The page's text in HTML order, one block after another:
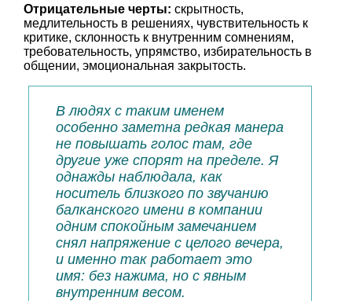
Отрицательные черты: скрытность,
медлительность в решениях, чувствительность к
критике, склонность к внутренним сомнениям,
требовательность, упрямство, избирательность в
общении, эмоциональная закрытость.
В людях с таким именем
особенно заметна редкая манера
не повышать голос там, где
другие уже спорят на пределе. Я
однажды наблюдала, как
носитель близкого по звучанию
балканского имени в компании
одним спокойным замечанием
снял напряжение с целого вечера,
и именно так работает это
имя: без нажима, но с явным
внутренним весом.